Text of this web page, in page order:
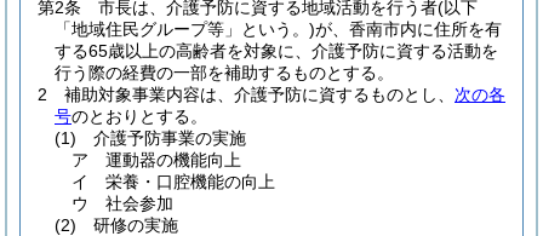
第2条
市長は、介護予防に資する地域活動を行う者(以下
「地域住民グループ等」という。)が、香南市内に住所を有
する65歳以上の高齢者を対象に、介護予防に資する活動を
行う際の経費の一部を補助するものとする。
2
補助対象事業内容は、介護予防に資するものとし、 次の各
号のとおりとする。
(1)
介護予防事業の実施
ア
運動器の機能向上
イ
栄養・口腔機能の向上
ウ
社会参加
(2)
研修の実施